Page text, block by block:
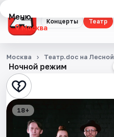
Концерты Театр
Меню
Москва
Концерты
Театр
Стендап
Выставки
Ночной режим
Москва Театр.doc на Лесной
18+